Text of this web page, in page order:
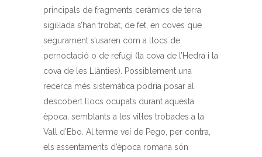
principals de fragments ceràmics de terra
sigil·lada s’han trobat, de fet, en coves que
segurament s’usaren com a llocs de
pernoctació o de refugi (la cova de l’Hedra i la
cova de les Llànties). Possiblement una
recerca més sistemàtica podria posar al
descobert llocs ocupats durant aquesta
època, semblants a les vil·les trobades a la
Vall d’Ebo. Al terme veí de Pego, per contra,
els assentaments d’època romana són